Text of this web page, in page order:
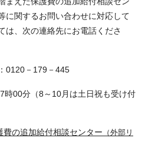
に関するお問い合わせに対応して
は、次の連絡先にお電話くださ
0120－179－445
00分（8～10月は土日祝も受け付
の追加給付相談センター （外部リ